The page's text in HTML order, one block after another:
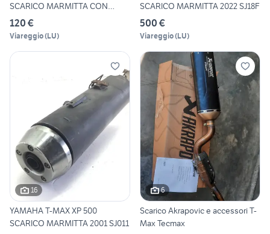
SCARICO MARMITTA CON
ROTTURA S
120 €
Viareggio(LU)
SCARICO MARMITTA 2022 SJ18F
500 €
Viareggio(LU)
16
YAMAHA T-MAX XP 500
SCARICO MARMITTA 2001 SJ011
6
Scarico Akrapovic e accessori T-
Max Tecmax